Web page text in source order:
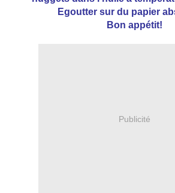
Egoutter sur du papier
Bon appétit!
Publicité